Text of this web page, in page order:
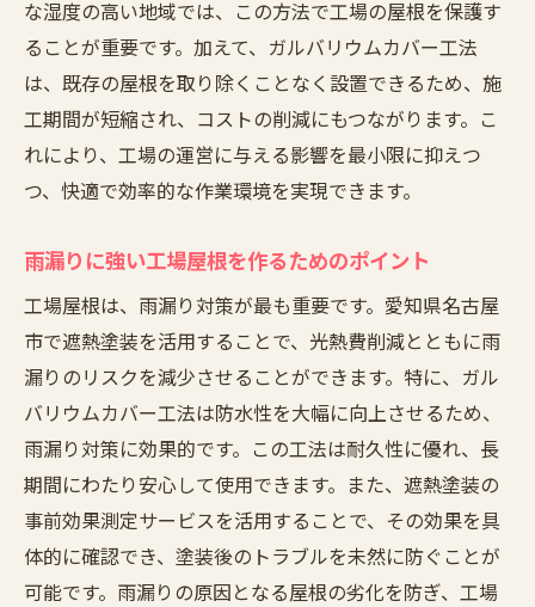
な湿度の高い地域では、この方法で工場の屋根を保護す
ることが重要です。加えて、ガルバリウムカバー工法
は、既存の屋根を取り除くことなく設置できるため、施
工期間が短縮され、コストの削減にもつながります。こ
れにより、工場の運営に与える影響を最小限に抑えつ
つ、快適で効率的な作業環境を実現できます。
雨漏りに強い工場屋根を作るためのポイント
工場屋根は、雨漏り対策が最も重要です。愛知県名古屋
市で遮熱塗装を活用することで、光熱費削減とともに雨
漏りのリスクを減少させることができます。特に、ガル
バリウムカバー工法は防水性を大幅に向上させるため、
雨漏り対策に効果的です。この工法は耐久性に優れ、長
期間にわたり安心して使用できます。また、遮熱塗装の
事前効果測定サービスを活用することで、その効果を具
体的に確認でき、塗装後のトラブルを未然に防ぐことが
可能です。雨漏りの原因となる屋根の劣化を防ぎ、工場